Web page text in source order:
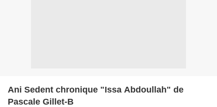
Ani Sedent chronique "Issa Abdoullah" de
Pascale Gillet-B